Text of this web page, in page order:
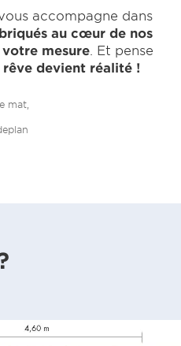
accompagne dans
au cœur de nos
mesure . Et pense
devient réalité !
mat,